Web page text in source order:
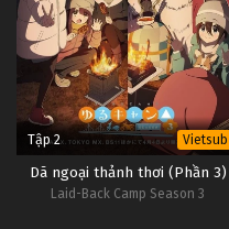
Tập 2 Vietsub
Dã ngoại thảnh thơi (Phần 3)
Laid-Back Camp Season 3